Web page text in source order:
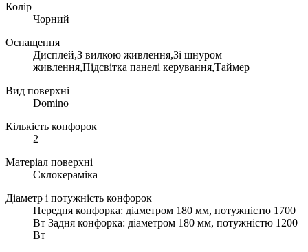
Колір
Чорний
Оснащення
Дисплей,З вилкою живлення,Зі шнуром
живлення,Підсвітка панелі керування,Таймер
Вид поверхні
Domino
Кількість конфорок
2
Матеріал поверхні
Склокераміка
Діаметр і потужність конфорок
Передня конфорка: діаметром 180 мм, потужністю 1700
Вт Задня конфорка: діаметром 180 мм, потужністю 1200
Вт